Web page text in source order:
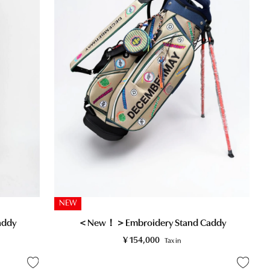
NEW
＜New！＞Embroidery Stand Caddy
¥ 154,000 Tax in